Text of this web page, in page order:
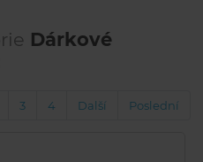
Dárkové
3 4 Další Poslední